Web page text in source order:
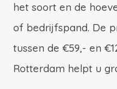
het soort en de
of bedrijfspand. De
tussen de €59,- en
Rotterdam helpt u